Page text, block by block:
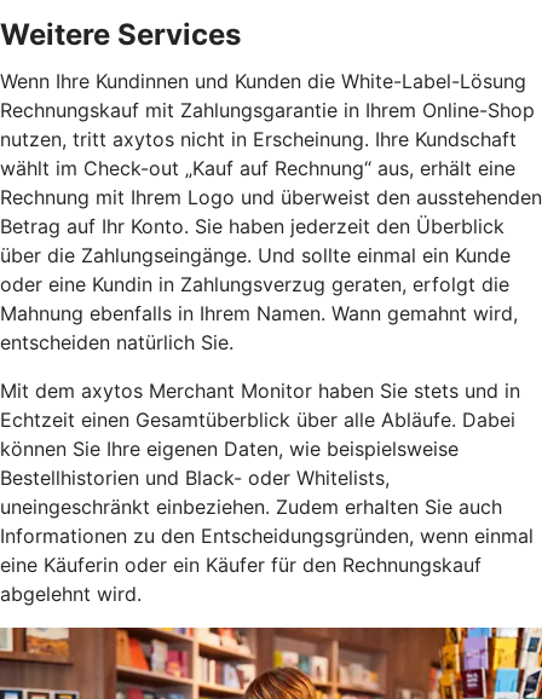
Weitere Services
Wenn Ihre Kundinnen und Kunden die White-Label-Lösung
Rechnungskauf mit Zahlungsgarantie in Ihrem Online-Shop
nutzen, tritt axytos nicht in Erscheinung. Ihre Kundschaft
wählt im Check-out „Kauf auf Rechnung“ aus, erhält eine
Rechnung mit Ihrem Logo und überweist den ausstehenden
Betrag auf Ihr Konto. Sie haben jederzeit den Überblick
über die Zahlungseingänge. Und sollte einmal ein Kunde
oder eine Kundin in Zahlungsverzug geraten, erfolgt die
Mahnung ebenfalls in Ihrem Namen. Wann gemahnt wird,
entscheiden natürlich Sie.
Mit dem axytos Merchant Monitor haben Sie stets und in
Echtzeit einen Gesamtüberblick über alle Abläufe. Dabei
können Sie Ihre eigenen Daten, wie beispielsweise
Bestellhistorien und Black- oder Whitelists,
uneingeschränkt einbeziehen. Zudem erhalten Sie auch
Informationen zu den Entscheidungsgründen, wenn einmal
eine Käuferin oder ein Käufer für den Rechnungskauf
abgelehnt wird.